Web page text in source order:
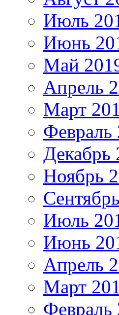
Июль
Июнь
Май
Апрель
Март
Февраль
Декабрь
Ноябрь
Июль
Июнь
Апрель
Март
Февраль